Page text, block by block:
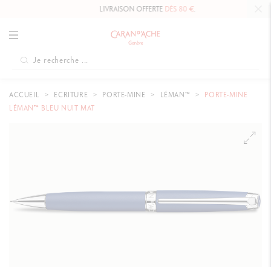
LIVRAISON OFFERTEDÈS 80 €.
ACCUEIL ECRITURE PORTE-MINE LÉMAN™
PORTE-MINE
LÉMAN™ BLEU NUIT MAT